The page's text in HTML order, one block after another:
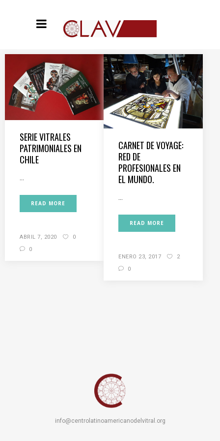
SERIE VITRALES
PATRIMONIALES EN
CHILE
...
READ MORE
ABRIL 7, 2020
0
0
CARNET DE VOYAGE:
RED DE
PROFESIONALES EN
EL MUNDO.
READ MORE
ENERO 23, 2017
2
0
info@centrolatinoamericanodelvitral.org